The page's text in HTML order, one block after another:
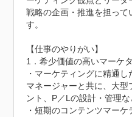
戦略の企画・推進を担って
す。
【仕事のやりがい】
1．希少価値の高いマーケ
・マーケティングに精通
マネージャーと共に、大型
ント、P／Lの設計・管理
・短期のコンテンツマー